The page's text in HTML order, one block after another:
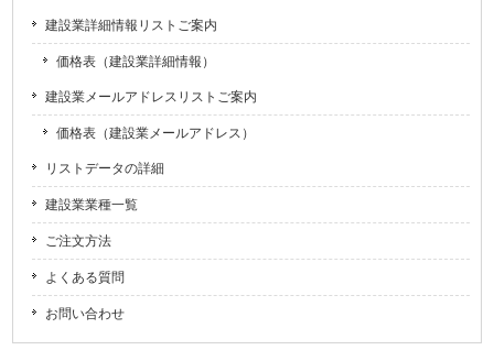
建設業詳細情報リストご案内
価格表（建設業詳細情報）
建設業メールアドレスリストご案内
価格表（建設業メールアドレス）
リストデータの詳細
建設業業種一覧
ご注文方法
よくある質問
お問い合わせ